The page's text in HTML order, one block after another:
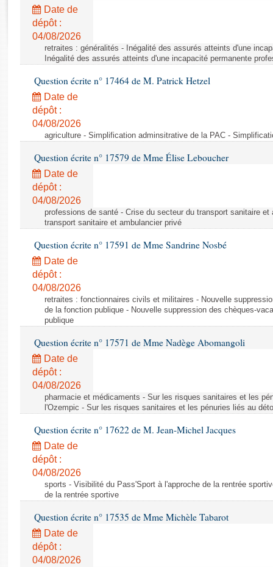
Rapports législatifs
Rapports sur l'application des lois
Baromètre de l’application des lois
Dossiers législatifs
Budget et sécurité sociale
Questions écrites et orales
Comptes rendus des débats
Date de
dépôt :
04/08/2026
retraites : généralités - Inégalité des assurés atteints d'une
Inégalité des assurés atteints d'une incapacité permanente
Question écrite n° 17464 de M. Patrick Hetzel
Date de
dépôt :
04/08/2026
agriculture - Simplification adminsitrative de la PAC -
Question écrite n° 17579 de Mme Élise Leboucher
Date de
dépôt :
04/08/2026
professions de santé - Crise du secteur du transport sanitaire
transport sanitaire et ambulancier privé
Question écrite n° 17591 de Mme Sandrine Nosbé
Date de
dépôt :
04/08/2026
retraites : fonctionnaires civils et militaires - Nouvelle
de la fonction publique - Nouvelle suppression des chèques-
publique
Question écrite n° 17571 de Mme Nadège Abomangoli
Date de
dépôt :
04/08/2026
pharmacie et médicaments - Sur les risques sanitaires et les
l'Ozempic - Sur les risques sanitaires et les pénuries liés au
Question écrite n° 17622 de M. Jean-Michel Jacques
Date de
dépôt :
04/08/2026
sports - Visibilité du Pass'Sport à l'approche de la rentrée
de la rentrée sportive
Question écrite n° 17535 de Mme Michèle Tabarot
Date de
dépôt :
04/08/2026